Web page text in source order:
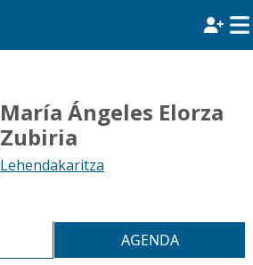
María Ángeles Elorza
Zubiria
Lehendakaritza
AGENDA